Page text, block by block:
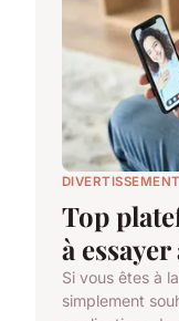
DIVERTISSEMENT
Top
à
Si vous êtes à
simplement